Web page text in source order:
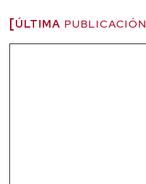
ÚLTIMA PUBLICACIÓN